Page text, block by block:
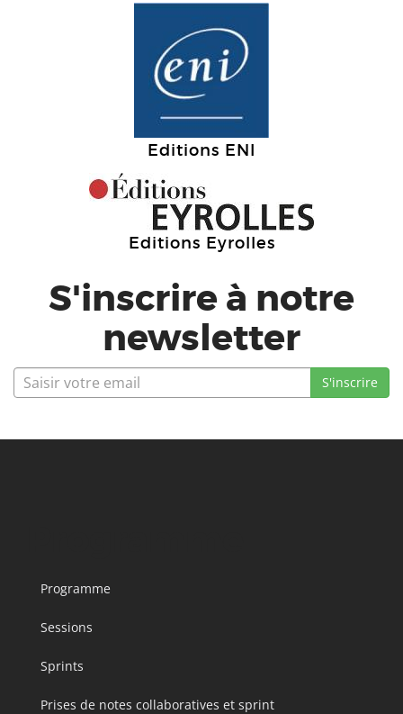
Editions ENI
Editions Eyrolles
S'inscrire à notre
newsletter
Programme
Sessions
Sprints
Prises de notes collaboratives et sprint